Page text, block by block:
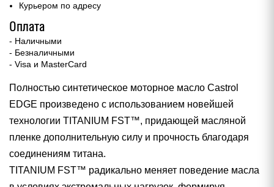
Курьером по адресу
Оплата
- Наличными
- Безналичными
- Visa и MasterCard
Полностью синтетическое моторное масло Castrol
EDGE произведено с использованием новейшей
технологии TITANIUM FST™, придающей масляной
пленке дополнительную силу и прочность благодаря
соединениям титана.
TITANIUM FST™ радикально меняет поведение масла